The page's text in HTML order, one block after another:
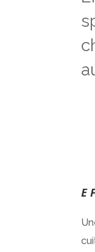
E